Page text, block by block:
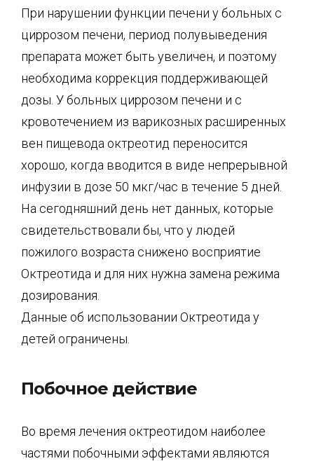
При нарушении функции печени у больных с
циррозом печени, период полувыведения
препарата может быть увеличен, и поэтому
необходима коррекция поддерживающей
дозы. У больных циррозом печени и с
кровотечением из варикозных расширенных
вен пищевода октреотид переносится
хорошо, когда вводится в виде непрерывной
инфузии в дозе 50 мкг/час в течение 5 дней.
На сегодняшний день нет данных, которые
свидетельствовали бы, что у людей
пожилого возраста снижено восприятие
Октреотида и для них нужна замена режима
дозирования.
Данные об использовании Октреотида у
детей ограничены.
Побочное действие
Во время лечения октреотидом наиболее
частями побочными эффектами являются